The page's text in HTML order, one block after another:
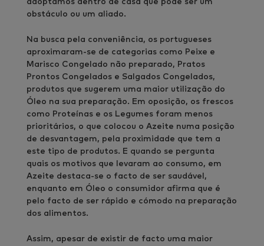
adoptamos dentro de casa que pode ser um
obstáculo ou um aliado.
Na busca pela conveniência, os portugueses
aproximaram-se de categorias como Peixe e
Marisco Congelado não preparado, Pratos
Prontos Congelados e Salgados Congelados,
produtos que sugerem uma maior utilização do
Óleo na sua preparação. Em oposição, os frescos
como Proteínas e os Legumes foram menos
prioritários, o que colocou o Azeite numa posição
de desvantagem, pela proximidade que tem a
este tipo de produtos. E quando se pergunta
quais os motivos que levaram ao consumo, em
Azeite destaca-se o facto de ser saudável,
enquanto em Óleo o consumidor afirma que é
pelo facto de ser rápido e cómodo na preparação
dos alimentos.
Assim, apesar de existir de facto uma maior